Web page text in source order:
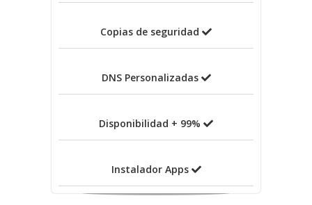
Copias de seguridad
DNS Personalizadas
Disponibilidad + 99%
Instalador Apps